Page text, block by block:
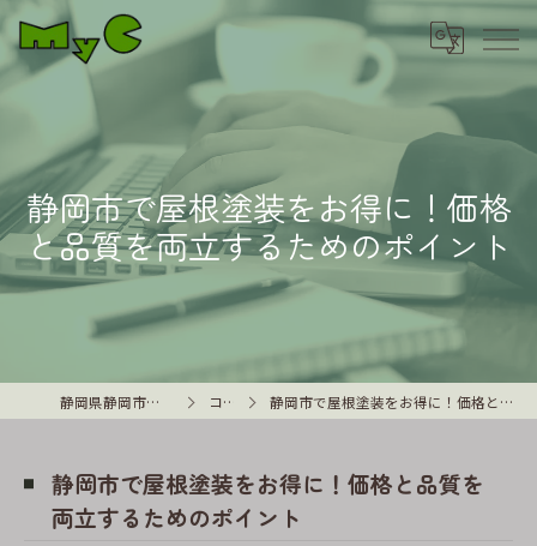
静岡市で屋根塗装をお得に！価格
と品質を両立するためのポイント
静岡県静岡市の外壁塗装はMyC コラム 静岡市で屋根塗装をお得に！価格と品質を両立するためのポイント
静岡市で屋根塗装をお得に！価格と品質を
両立するためのポイント